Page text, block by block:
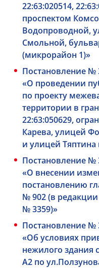
22:63:020514,
проспектом
Водопроводной,
Смольной,
(микрорайон 1)»
Постановление №
«О проведении
по проекту
территории в
22:63:050629,
Карева, улицей
и улицей Тяптина
Постановление №
«О внесении
постановлению
№ 902 (в редакции
№ 3359)»
Постановление №
«Об условиях
нежилого здания
А2 по